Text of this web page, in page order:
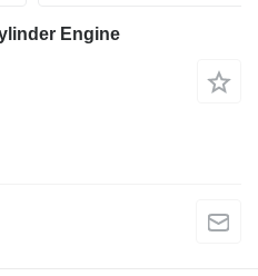
Engine